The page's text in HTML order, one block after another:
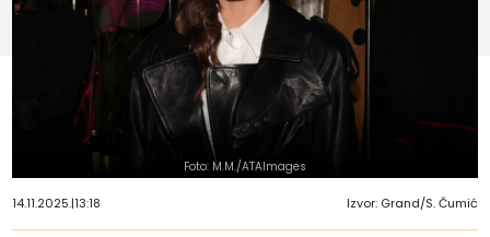
Foto: M.M./ATAImages
14.11.2025.|13:18 Izvor: Grand/S. Čumić